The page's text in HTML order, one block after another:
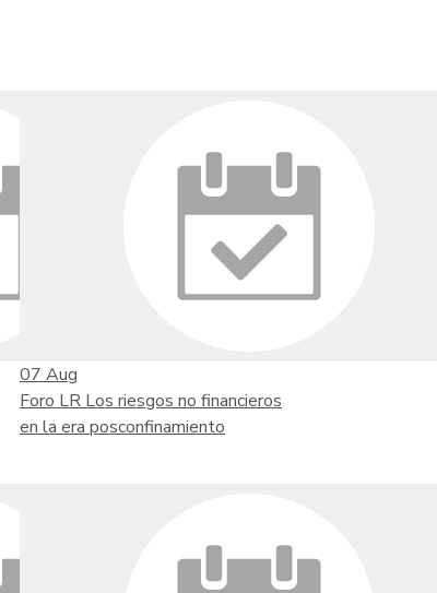
07 Aug
Foro LR Los riesgos no financieros
en la era posconfinamiento